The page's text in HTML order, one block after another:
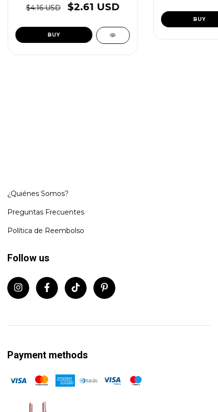
$4.16 USD $2.61 USD
¿Quiénes Somos?
Preguntas Frecuentes
Política de Reembolso
Follow us
Payment methods